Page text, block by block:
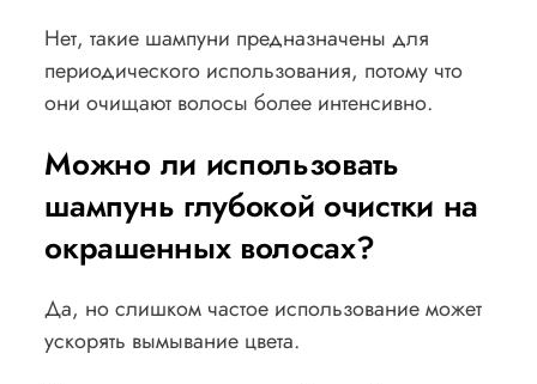
Нет, такие шампуни предназначены для
периодического использования, потому что
они очищают волосы более интенсивно.
Можно ли использовать
шампунь глубокой очистки на
окрашенных волосах?
Да, но слишком частое использование может
ускорять вымывание цвета.